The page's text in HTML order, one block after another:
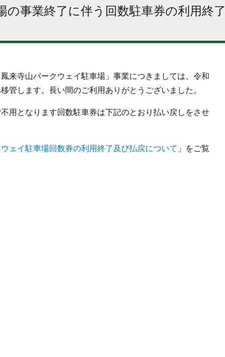
の事業終了に伴う回数駐車券の利用終了
来寺山パークウェイ駐車場」事業につきましては、令和
管します。長い間のご利用ありがとうございました。
用となります回数駐車券は下記のとおり払い戻しをさせ
ェイ駐車場回数券の利用終了及び払戻について 」をご覧